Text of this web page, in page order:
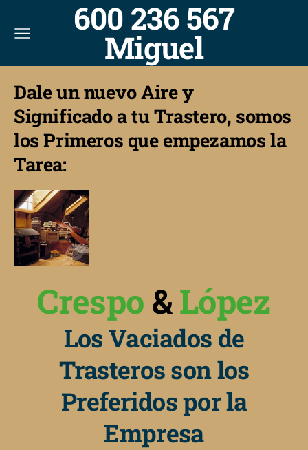
600 236 567
Miguel
Dale un nuevo Aire y
Significado a tu Trastero, somos
los Primeros que empezamos la
Tarea:
Crespo &López
Los Vaciados de
Trasteros son los
Preferidos por la
Empresa